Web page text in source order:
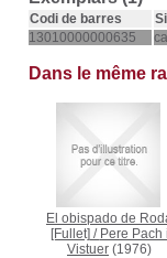
Codi de barres
13010000000635
Dans le même
El obispado de
[Fullet] / Pere Pach
Vistuer (1976)